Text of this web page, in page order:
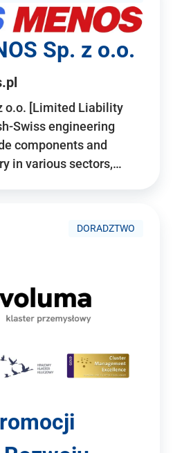
Sp. z o.o.
o.o. [Limited Liability
Swiss engineering
components and
in various sectors,…
DORADZTWO